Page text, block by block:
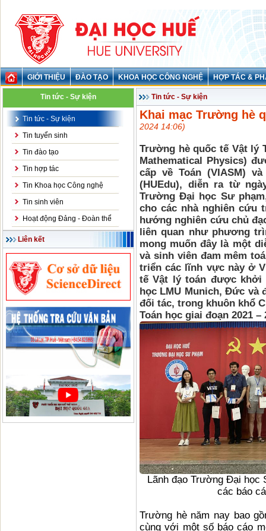
GIỚI THIỆU ĐÀO TẠO KHOA HỌC CÔNG NGHỆ HỢP TÁC &
Tin tức - Sự kiện
Tin tức - Sự kiện
Tin tuyển sinh
Tin đào tạo
Tin hợp tác
Tin Khoa học Công nghệ
Tin sinh viên
Hoạt động Đảng - Đoàn thể
Liên kết
Tin tức - Sự kiện
Khai mạc Trường hè
2024 14:06)
Trường hè quốc tế Vật lý
Mathematical Physics)
cấp về Toán (VIASM)
(HUEdu), diễn ra từ
Trường Đại học Sư
cho các nhà nghiên cứu
hướng nghiên cứu chủ
liên quan như phương
mong muốn đây là một
và sinh viên đam mêm
triển các lĩnh vực này ở
tế Vật lý toán được khởi
học LMU Munich, Đức và
đối tác, trong khuôn khổ
Toán học giai đoạn 2021 –
Lãnh đạo Trường Đại học
các báo
Trường hè năm nay bao
cùng với một số báo cáo